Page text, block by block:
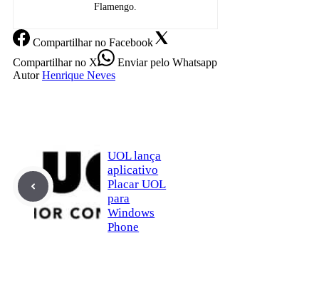
Flamengo.
Compartilharno Facebook
Compartilharno X Enviarpelo Whatsapp
Autor Henrique Neves
UOL lança
aplicativo
Placar UOL
para
Windows
Phone